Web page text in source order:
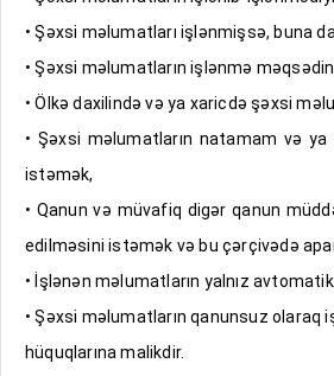
• Şəxsi məlumatları işlənmişsə, buna
• Şəxsi məlumatların işlənmə
• Ölkə daxilində və ya xaricdə şəxsi
• Şəxsi məlumatların natamam və
istəmək,
• Qanun və müvafiq digər qanun
edilməsini istəmək və bu çərçivədə
• İşlənən məlumatların yalnız
• Şəxsi məlumatların qanunsuz olaraq
hüquqlarına malikdir.